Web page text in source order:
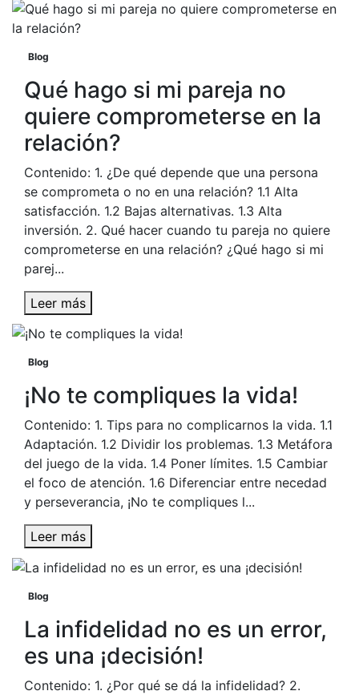
Blog
Qué hago si mi pareja no
quiere comprometerse en la
relación?
Contenido: 1. ¿De qué depende que una persona
se comprometa o no en una relación? 1.1 Alta
satisfacción. 1.2 Bajas alternativas. 1.3 Alta
inversión. 2. Qué hacer cuando tu pareja no quiere
comprometerse en una relación? ¿Qué hago si mi
parej...
Leer más
Blog
¡No te compliques la vida!
Contenido: 1. Tips para no complicarnos la vida. 1.1
Adaptación. 1.2 Dividir los problemas. 1.3 Metáfora
del juego de la vida. 1.4 Poner límites. 1.5 Cambiar
el foco de atención. 1.6 Diferenciar entre necedad
y perseverancia, ¡No te compliques l...
Leer más
Blog
La infidelidad no es un error,
es una ¡decisión!
Contenido: 1. ¿Por qué se dá la infidelidad? 2.